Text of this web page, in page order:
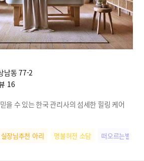
남동 77-2
16
을 수 있는 한국 관리사의 섬세한 힐링 케어
실장님추천 아리 명불허전 소담 떠오르는별 아린